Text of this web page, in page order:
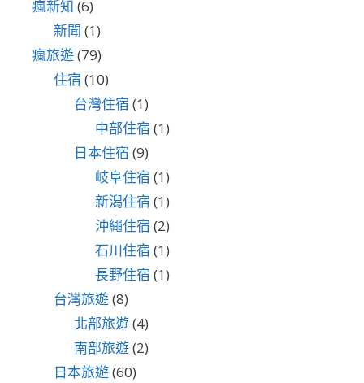
瘋新知 (6)
新聞 (1)
瘋旅遊(79)
住宿 (10)
台灣住宿 (1)
中部住宿 (1)
日本住宿 (9)
岐阜住宿 (1)
新潟住宿 (1)
沖繩住宿 (2)
石川住宿 (1)
長野住宿 (1)
台灣旅遊(8)
北部旅遊(4)
南部旅遊(2)
日本旅遊(60)